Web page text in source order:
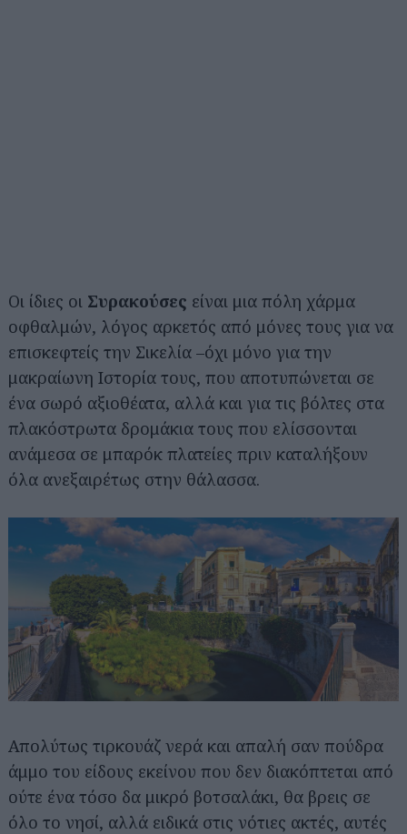
Οι ίδιες οι Συρακούσες είναι μια πόλη χάρμα
οφθαλμών, λόγος αρκετός από μόνες τους για να
επισκεφτείς την Σικελία –όχι μόνο για την
μακραίωνη Ιστορία τους, που αποτυπώνεται σε
ένα σωρό αξιοθέατα, αλλά και για τις βόλτες στα
πλακόστρωτα δρομάκια τους που ελίσσονται
ανάμεσα σε μπαρόκ πλατείες πριν καταλήξουν
όλα ανεξαιρέτως στην θάλασσα.
Απολύτως τιρκουάζ νερά και απαλή σαν πούδρα
άμμο του είδους εκείνου που δεν διακόπτεται από
ούτε ένα τόσο δα μικρό βοτσαλάκι, θα βρεις σε
όλο το νησί, αλλά ειδικά στις νότιες ακτές, αυτές